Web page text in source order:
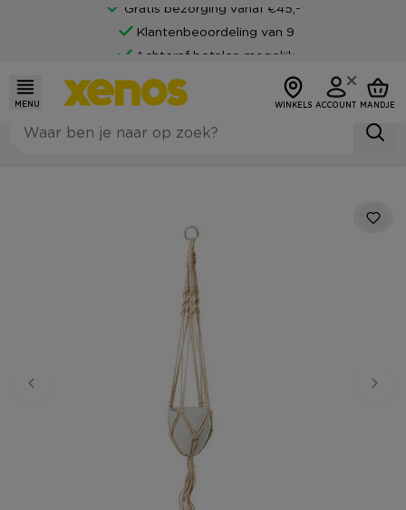
Gratis bezorging vanaf €45,-*
Klantenbeoordeling van 9
Achteraf betalen mogelijk
MENU WINKELS ACCOUNT MANDJE